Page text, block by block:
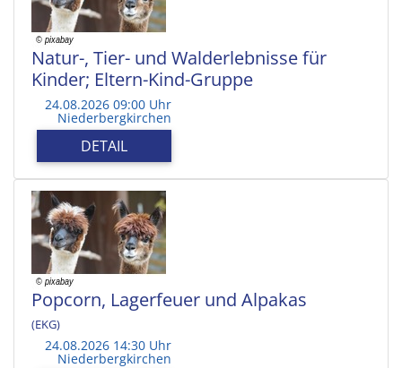
Natur-, Tier- und Walderlebnisse für
Kinder; Eltern-Kind-Gruppe
24.08.2026 09:00 Uhr
Niederbergkirchen
DETAIL
Popcorn, Lagerfeuer und Alpakas
(EKG)
24.08.2026 14:30 Uhr
Niederbergkirchen